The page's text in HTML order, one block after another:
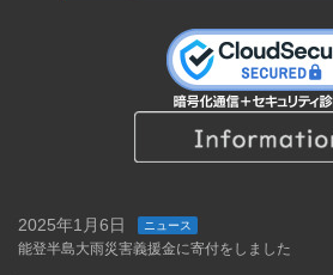
2025年1月6日 ニュース
能登半島大雨災害義援金に寄付をしました